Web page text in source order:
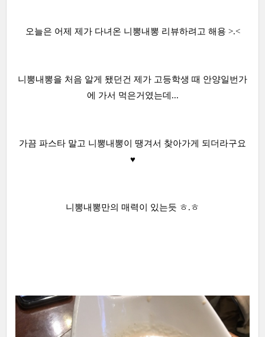
오늘은 어제 제가 다녀온 니뽕내뽕 리뷰하려고 해용 >.<
니뽕내뽕을 처음 알게 됐던건 제가 고등학생 때 안양일번가
에 가서 먹은거였는데...
가끔 파스타 말고 니뽕내뽕이 땡겨서 찾아가게 되더라구요
♥
니뽕내뽕만의 매력이 있는듯 ㅎ.ㅎ